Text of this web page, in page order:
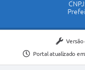
Versão
Portal atualizado em: